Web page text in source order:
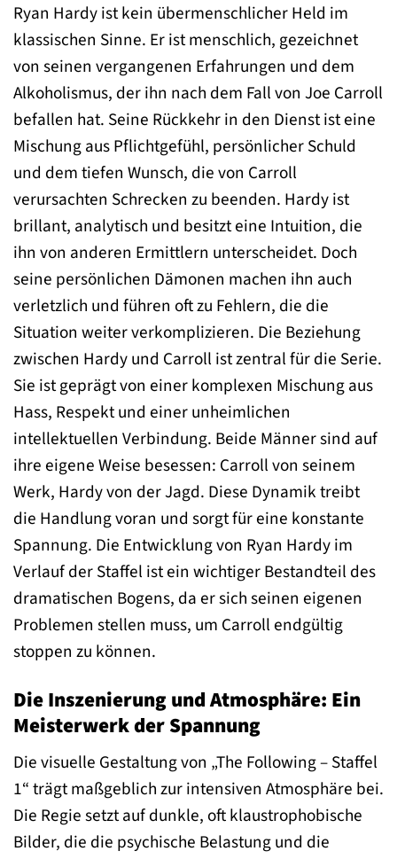
Ryan Hardy ist kein übermenschlicher Held im
klassischen Sinne. Er ist menschlich, gezeichnet
von seinen vergangenen Erfahrungen und dem
Alkoholismus, der ihn nach dem Fall von Joe Carroll
befallen hat. Seine Rückkehr in den Dienst ist eine
Mischung aus Pflichtgefühl, persönlicher Schuld
und dem tiefen Wunsch, die von Carroll
verursachten Schrecken zu beenden. Hardy ist
brillant, analytisch und besitzt eine Intuition, die
ihn von anderen Ermittlern unterscheidet. Doch
seine persönlichen Dämonen machen ihn auch
verletzlich und führen oft zu Fehlern, die die
Situation weiter verkomplizieren. Die Beziehung
zwischen Hardy und Carroll ist zentral für die Serie.
Sie ist geprägt von einer komplexen Mischung aus
Hass, Respekt und einer unheimlichen
intellektuellen Verbindung. Beide Männer sind auf
ihre eigene Weise besessen: Carroll von seinem
Werk, Hardy von der Jagd. Diese Dynamik treibt
die Handlung voran und sorgt für eine konstante
Spannung. Die Entwicklung von Ryan Hardy im
Verlauf der Staffel ist ein wichtiger Bestandteil des
dramatischen Bogens, da er sich seinen eigenen
Problemen stellen muss, um Carroll endgültig
stoppen zu können.
Die Inszenierung und Atmosphäre: Ein
Meisterwerk der Spannung
Die visuelle Gestaltung von „The Following – Staffel
1“ trägt maßgeblich zur intensiven Atmosphäre bei.
Die Regie setzt auf dunkle, oft klaustrophobische
Bilder, die die psychische Belastung und die